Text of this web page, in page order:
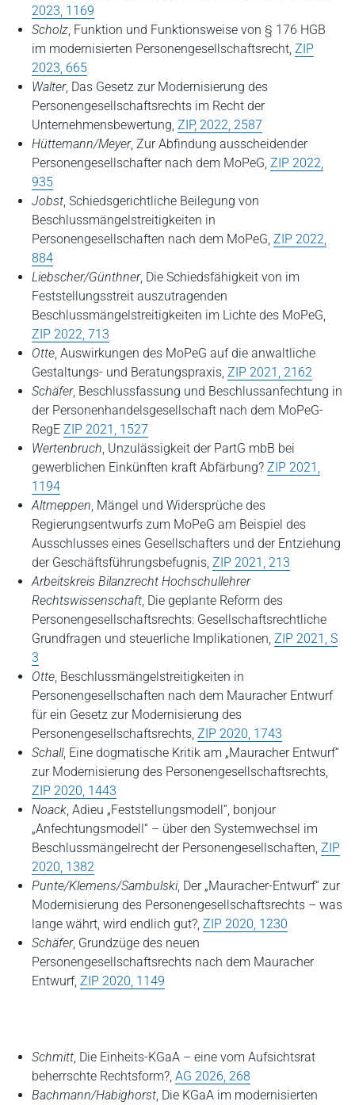
2023, 1169
Scholz, Funktion und Funktionsweise von § 176 HGB
im modernisierten Personengesellschaftsrecht, ZIP
2023, 665
Walter, Das Gesetz zur Modernisierung des
Personengesellschaftsrechts im Recht der
Unternehmensbewertung, ZIP, 2022, 2587
Hüttemann/Meyer, Zur Abfindung ausscheidender
Personengesellschafter nach dem MoPeG, ZIP 2022,
935
Jobst, Schiedsgerichtliche Beilegung von
Beschlussmängelstreitigkeiten in
Personengesellschaften nach dem MoPeG, ZIP 2022,
884
Liebscher/Günthner, Die Schiedsfähigkeit von im
Feststellungsstreit auszutragenden
Beschlussmängelstreitigkeiten im Lichte des MoPeG,
ZIP 2022, 713
Otte, Auswirkungen des MoPeG auf die anwaltliche
Gestaltungs- und Beratungspraxis, ZIP 2021, 2162
Schäfer, Beschlussfassung und Beschlussanfechtung in
der Personenhandelsgesellschaft nach dem MoPeG-
RegE ZIP 2021, 1527
Wertenbruch, Unzulässigkeit der PartG mbB bei
gewerblichen Einkünften kraft Abfärbung? ZIP 2021,
1194
Altmeppen, Mängel und Widersprüche des
Regierungsentwurfs zum MoPeG am Beispiel des
Ausschlusses eines Gesellschafters und der Entziehung
der Geschäftsführungsbefugnis, ZIP 2021, 213
Arbeitskreis Bilanzrecht Hochschullehrer
Rechtswissenschaft, Die geplante Reform des
Personengesellschaftsrechts: Gesellschaftsrechtliche
Grundfragen und steuerliche Implikationen, ZIP 2021, S
3
Otte, Beschlussmängelstreitigkeiten in
Personengesellschaften nach dem Mauracher Entwurf
für ein Gesetz zur Modernisierung des
Personengesellschaftsrechts, ZIP 2020, 1743
Schall, Eine dogmatische Kritik am „Mauracher Entwurf“
zur Modernisierung des Personengesellschaftsrechts,
ZIP 2020, 1443
Noack, Adieu „Feststellungsmodell“, bonjour
„Anfechtungsmodell“ – über den Systemwechsel im
Beschlussmängelrecht der Personengesellschaften, ZIP
2020, 1382
Punte/Klemens/Sambulski, Der „Mauracher-Entwurf“ zur
Modernisierung des Personengesellschaftsrechts – was
lange währt, wird endlich gut?, ZIP 2020, 1230
Schäfer, Grundzüge des neuen
Personengesellschaftsrechts nach dem Mauracher
Entwurf, ZIP 2020, 1149
Schmitt, Die Einheits-KGaA – eine vom Aufsichtsrat
beherrschte Rechtsform?, AG 2026, 268
Bachmann/Habighorst, Die KGaA im modernisierten